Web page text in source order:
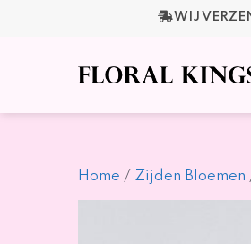
WIJ
Home / Zijden Bloemen